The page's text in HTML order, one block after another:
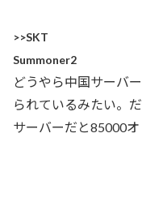
>>SKT
Summoner2
どうやら中国サーバ
られているみたい。
サーバーだと85000オ